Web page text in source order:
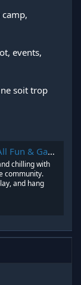
events,
soit trop
Discord - Group Chat That’s All Fun & Games
chilling with
community.
and hang